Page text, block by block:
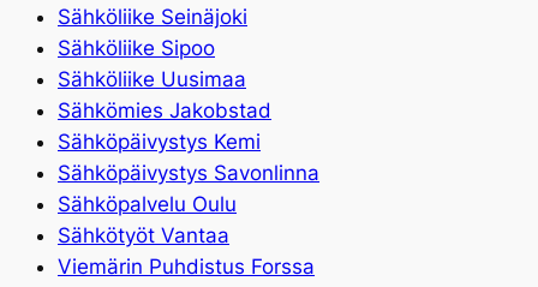
Sähköliike Seinäjoki
Sähköliike Sipoo
Sähköliike Uusimaa
Sähkömies Jakobstad
Sähköpäivystys Kemi
Sähköpäivystys Savonlinna
Sähköpalvelu Oulu
Sähkötyöt Vantaa
Viemärin Puhdistus Forssa